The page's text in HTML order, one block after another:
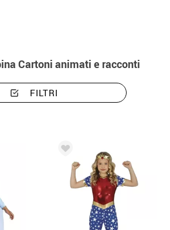
Cartoni animati e racconti
FILTRI